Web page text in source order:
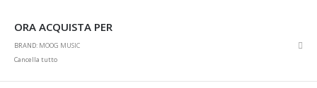
ORA ACQUISTA PER
BRAND MOOG MUSIC
Cancella tutto